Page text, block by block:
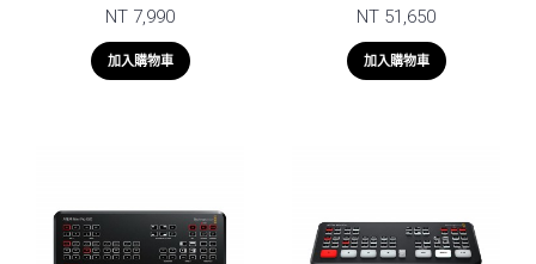
NT 7,990
加入購物車
NT 51,650
加入購物車